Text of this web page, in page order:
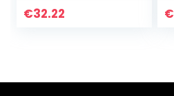
intérieurs pour
€32.22 €